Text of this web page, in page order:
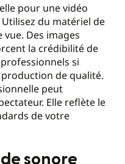
pour une vidéo
du matériel de
Des images
la crédibilité de
si
de qualité.
peut
Elle reflète le
de votre
sonore